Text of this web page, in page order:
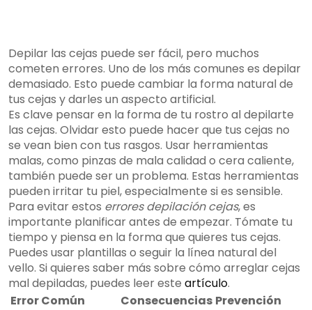
Depilar las cejas puede ser fácil, pero muchos
cometen errores. Uno de los más comunes es depilar
demasiado. Esto puede cambiar la forma natural de
tus cejas y darles un aspecto artificial.
Es clave pensar en la forma de tu rostro al depilarte
las cejas. Olvidar esto puede hacer que tus cejas no
se vean bien con tus rasgos. Usar herramientas
malas, como pinzas de mala calidad o cera caliente,
también puede ser un problema. Estas herramientas
pueden irritar tu piel, especialmente si es sensible.
Para evitar estos errores depilación cejas, es
importante planificar antes de empezar. Tómate tu
tiempo y piensa en la forma que quieres tus cejas.
Puedes usar plantillas o seguir la línea natural del
vello. Si quieres saber más sobre cómo arreglar cejas
mal depiladas, puedes leer este artículo.
Error Común
Consecuencias Prevención